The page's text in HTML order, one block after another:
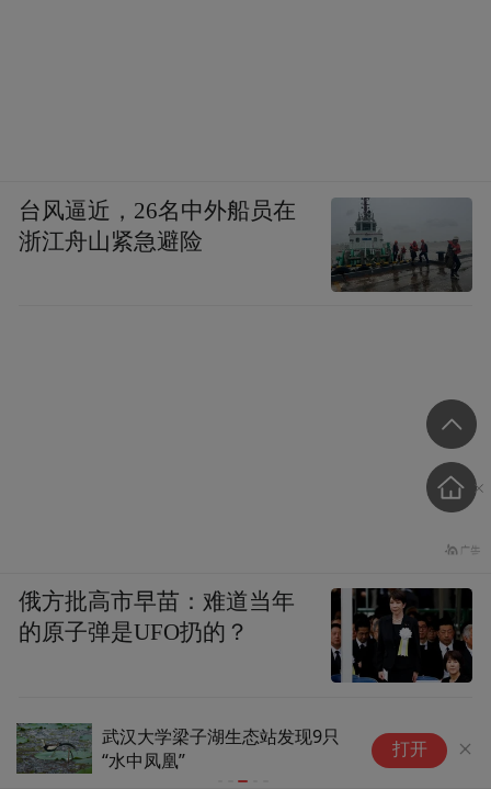
武汉大学梁子湖生态站发现9只
“水中凤凰”
打开
台风逼近，26名中外船员在
浙江舟山紧急避险
俄方批高市早苗：难道当年
的原子弹是UFO扔的？